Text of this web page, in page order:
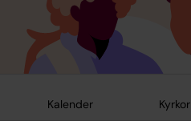
Kalender Kyrkor